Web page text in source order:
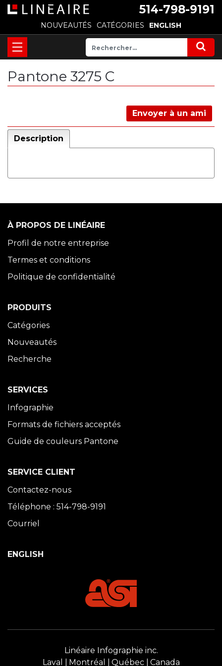
514-798-9191
NOUVEAUTÉS CATÉGORIES ENGLISH
Pantone 3275 C
Envoyer à un ami
Description
À PROPOS DE LINÉAIRE
Profil de notre entreprise
Termes et conditions
Politique de confidentialité
PRODUITS
Catégories
Nouveautés
Recherche
SERVICES
Infographie
Formats de fichiers acceptés
Guide de couleurs Pantone
SERVICE CLIENT
Contactez-nous
Téléphone : 514-798-9191
Courriel
ENGLISH
Linéaire Infographie inc.
Laval
Montréal Québec Canada